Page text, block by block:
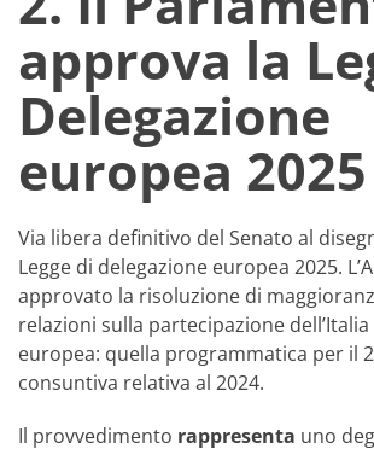
approva la
Delegazione
europea 2025
Via libera definitivo del Senato al
Legge di delegazione europea 2025.
approvato la risoluzione di
relazioni sulla partecipazione dell’Italia
europea: quella programmatica per il
consuntiva relativa al 2024.
Il provvedimento rappresenta uno